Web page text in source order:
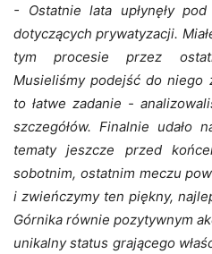
- Ostatnie lata upłynęły
dotyczących prywatyzacji.
tym procesie przez
Musieliśmy podejść do niego
to łatwe zadanie -
szczegółów. Finalnie udało
tematy jeszcze przed
sobotnim, ostatnim meczu
i zwieńczymy ten piękny,
Górnika równie pozytywnym
unikalny status grającego